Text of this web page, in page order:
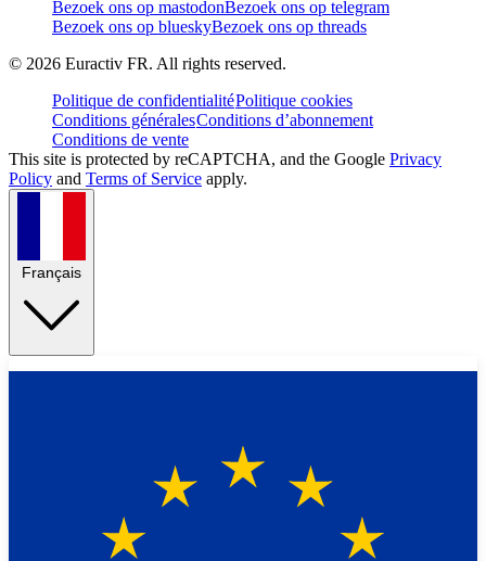
Bezoek ons op mastodonBezoek ons op telegram
Bezoek ons op blueskyBezoek ons op threads
© 2026 Euractiv FR. All rights reserved.
Politique de confidentialitéPolitique cookies
Conditions généralesConditions d’abonnement
Conditions de vente
This site is protected by reCAPTCHA, and the Google Privacy
Policy and Terms of Service apply.
Français